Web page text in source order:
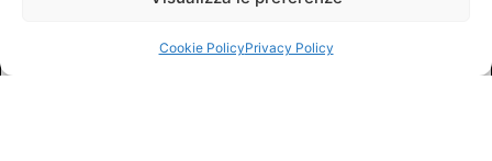
Cookie PolicyPrivacy Policy